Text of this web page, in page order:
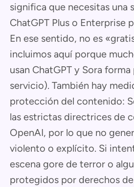
significa que necesitas una
ChatGPT Plus o Enterprise
En ese sentido, no es
incluimos aquí porque
usan ChatGPT y Sora
servicio). También hay
protección del contenido:
las estrictas directrices de
OpenAI, por lo que no
violento o explícito. Si
escena gore de terror o
protegidos por derechos